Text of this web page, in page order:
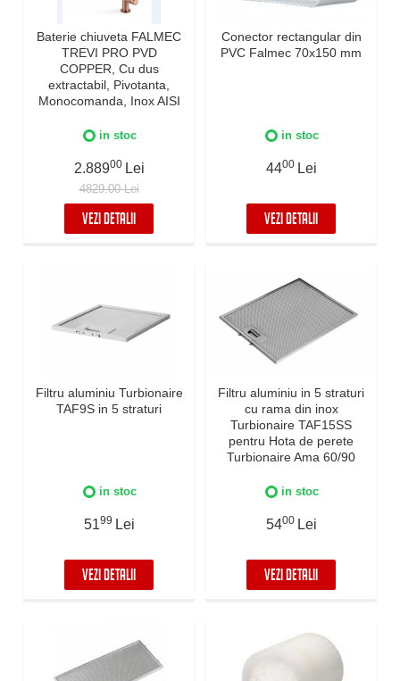
Baterie chiuveta FALMEC
TREVI PRO PVD
COPPER, Cu dus
extractabil, Pivotanta,
Monocomanda, Inox AISI
in stoc
2.88900 Lei
4829.00 Lei
VEZI DETALII
Conector rectangular din
PVC Falmec 70x150 mm
in stoc
4400 Lei
VEZI DETALII
Filtru aluminiu Turbionaire
TAF9S in 5 straturi
in stoc
5199 Lei
VEZI DETALII
Filtru aluminiu in 5 straturi
cu rama din inox
Turbionaire TAF15SS
pentru Hota de perete
Turbionaire Ama 60/90
in stoc
5400 Lei
VEZI DETALII